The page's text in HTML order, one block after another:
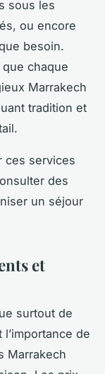
sous les
ou encore
besoin.
chaque
Marrakech
tradition et
ces services
des
un séjour
et
surtout de
de
Marrakech